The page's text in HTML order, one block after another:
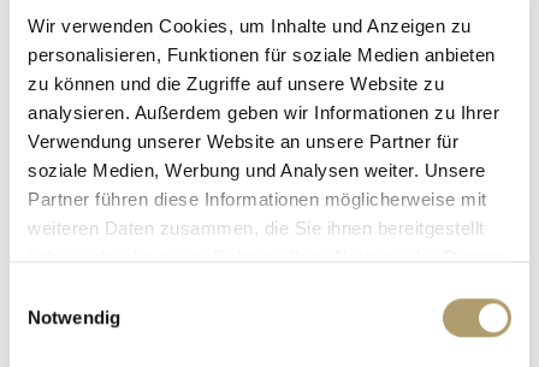
Wir verwenden Cookies, um Inhalte und Anzeigen zu
personalisieren, Funktionen für soziale Medien anbieten
zu können und die Zugriffe auf unsere Website zu
analysieren. Außerdem geben wir Informationen zu Ihrer
Verwendung unserer Website an unsere Partner für
soziale Medien, Werbung und Analysen weiter. Unsere
Partner führen diese Informationen möglicherweise mit
weiteren Daten zusammen, die Sie ihnen bereitgestellt
haben oder die sie im Rahmen Ihrer Nutzung der Dienste
Notwendig
Ansprechpartner
Frau Suzana Ritter